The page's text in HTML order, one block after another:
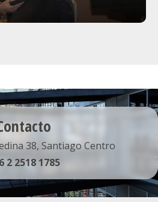
38, Santiago Centro
2 2518 1785